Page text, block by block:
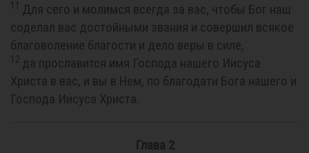
Для сего и молимся всегда за вас, чтобы Бог наш
соделал вас достойными звания и совершил всякое
благоволение благости и дело веры в силе,
12 да прославится имя Господа нашего Иисуса
Христа в вас, и вы в Нем, по благодати Бога нашего и
Господа Иисуса Христа.
Глава 2